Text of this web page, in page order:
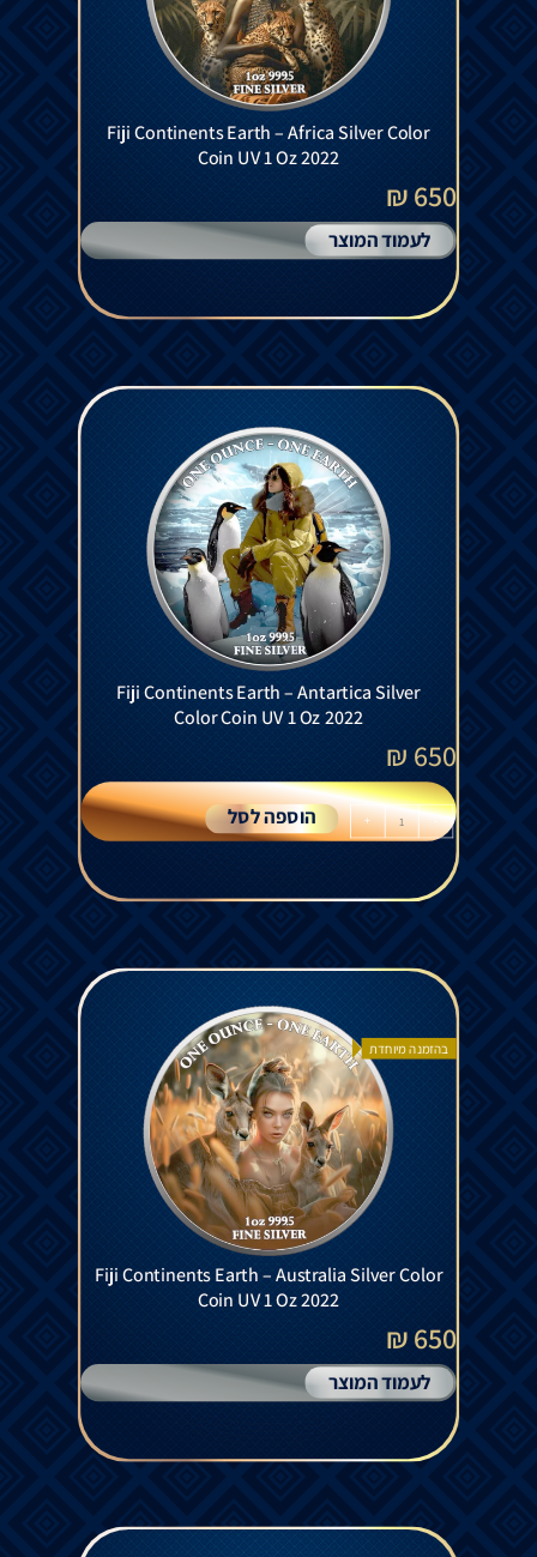
Fiji Continents Earth – Africa Silver Color
Coin UV 1 Oz 2022
650 ₪
לעמוד המוצר
Fiji Continents Earth – Antartica Silver
Color Coin UV 1 Oz 2022
650
₪
-
+ הוספה לסל
בהזמנה מיוחדת
Fiji Continents Earth – Australia Silver Color
Coin UV 1 Oz 2022
650 ₪
לעמוד המוצר